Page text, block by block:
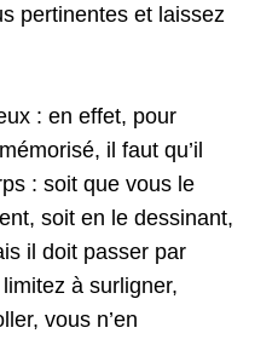
pertinentes et laissez
: en effet, pour
il faut qu’il
: soit que vous le
soit en le dessinant,
il doit passer par
à surligner,
vous n’en